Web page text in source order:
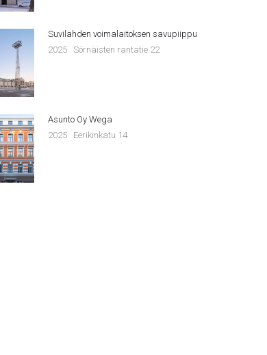
Suvilahden voimalaitoksen savupiippu
2025 Sörnäisten rantatie 22
Asunto Oy Wega
2025
Eerikinkatu 14